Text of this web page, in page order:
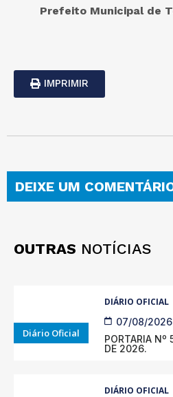
Prefeito Municipal de
IMPRIMIR
DEIXE UM
OUTRAS NOTÍCIAS
Diário Oficial
DIÁRIO OFICIAL
07/08/2026
PORTARIA Nº
DE 2026.
DIÁRIO OFICIAL